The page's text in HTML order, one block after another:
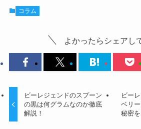
コラム
よかったらシェアし
ビーレジェンドのスプーン
の黒は何グラムなのか徹底
解説！
ビー
ベリ
秘密を